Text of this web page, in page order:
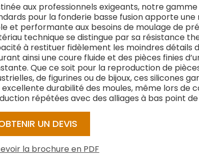
aux professionnels exigeants, notre gamme
pour la fonderie basse fusion apporte une
et performante aux besoins de moulage de
technique se distingue par sa résistance
à restituer fidèlement les moindres détails
ainsi une coure fluide et des pièces finies
Que ce soit pour la reproduction de
de figurines ou de bijoux, ces silicones
excellente durabilité des moules, même lors de
répétées avec des alliages à bas point de
UN DEVIS
la brochure en PDF